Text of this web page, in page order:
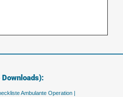
Ambulante Operation |